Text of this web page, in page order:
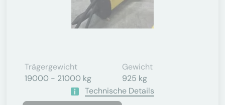
Trägergewicht
19000 - 21000 kg
Gewicht
925 kg
Technische Details